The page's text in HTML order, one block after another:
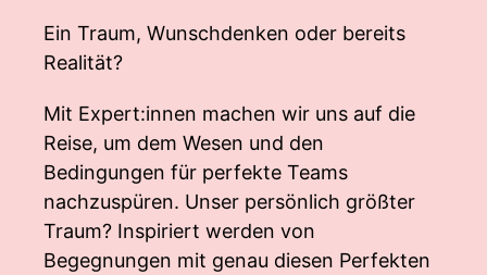
Ein Traum, Wunschdenken oder bereits
Realität?
Mit Expert:innen machen wir uns auf die
Reise, um dem Wesen und den
Bedingungen für perfekte Teams
nachzuspüren. Unser persönlich größter
Traum? Inspiriert werden von
Begegnungen mit genau diesen Perfekten